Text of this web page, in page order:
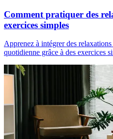
Comment pratiquer des
exercices simples
Apprenez à intégrer des
quotidienne grâce à des exercices